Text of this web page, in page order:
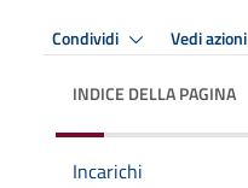
Condividi Vedi azioni
INDICE DELLA PAGINA
Incarichi